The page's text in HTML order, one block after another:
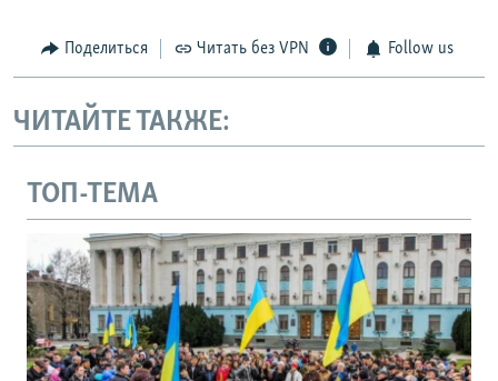
Поделиться Читать без VPN Follow us
ЧИТАЙТЕ ТАКЖЕ:
ТОП-ТЕМА